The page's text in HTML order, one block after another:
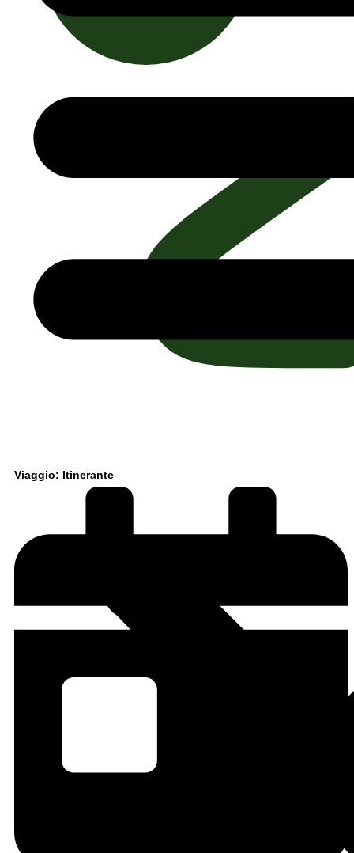
Viaggio: Itinerante